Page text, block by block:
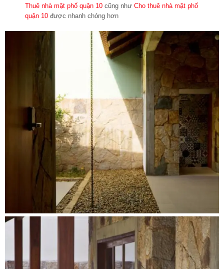
Thuê nhà mặt phố quận 10 cũng như Cho thuê nhà mặt phố
quận 10 được nhanh chóng hơn